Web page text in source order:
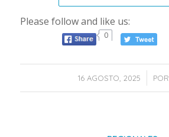
Please follow and like us:
0
16 AGOSTO, 2025
/ POR